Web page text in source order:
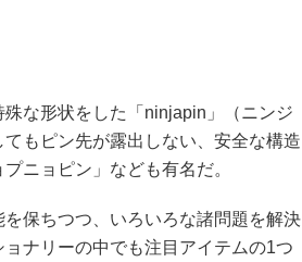
な形状をした「ninjapin」（ニンジ
もピン先が露出しない、安全な構造
ニョピン」なども有名だ。
保ちつつ、いろいろな諸問題を解決
ナリーの中でも注目アイテムの1つ